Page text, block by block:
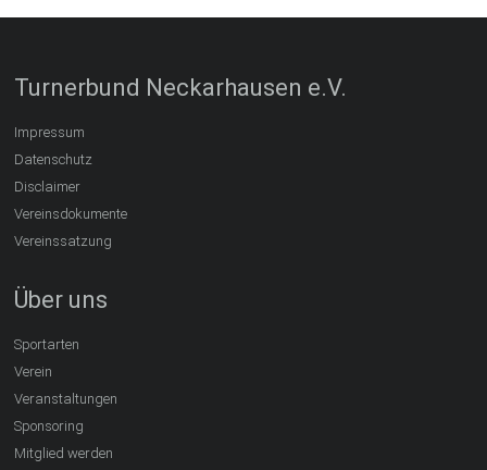
Turnerbund Neckarhausen e.V.
Impressum
Datenschutz
Disclaimer
Vereinsdokumente
Vereinssatzung
Über uns
Sportarten
Verein
Veranstaltungen
Sponsoring
Mitglied werden